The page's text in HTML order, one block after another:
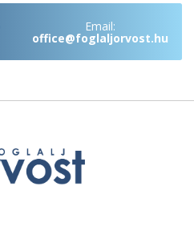
Email:
office@foglaljorvost.hu